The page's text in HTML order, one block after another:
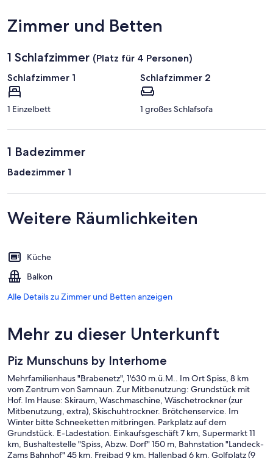
Zimmer und Betten
1 Schlafzimmer (Platz für 4 Personen)
Schlafzimmer 1
1 Einzelbett
Schlafzimmer 2
1 großes Schlafsofa
1 Badezimmer
Badezimmer 1
Weitere Räumlichkeiten
Küche
Balkon
Alle Details zu Zimmer und Betten anzeigen
Mehr zu dieser Unterkunft
Piz Munschuns by Interhome
Mehrfamilienhaus "Brabenetz", 1'630 m.ü.M.. Im Ort Spiss, 8 km
vom Zentrum von Samnaun. Zur Mitbenutzung: Grundstück mit
Hof. Im Hause: Skiraum, Waschmaschine, Wäschetrockner (zur
Mitbenutzung, extra), Skischuhtrockner. Brötchenservice. Im
Winter bitte Schneeketten mitbringen. Parkplatz auf dem
Grundstück. E-Ladestation. Einkaufsgeschäft 7 km, Supermarkt 11
km, Bushaltestelle "Spiss, Abzw. Dorf" 150 m, Bahnstation "Landeck-
Zams Bahnhof" 45 km, Freibad 9 km, Hallenbad 6 km. Golfplatz (9